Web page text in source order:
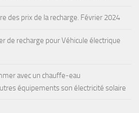
des prix de la recharge. Février 2024
de recharge pour Véhicule électrique
avec un chauffe-eau
équipements son électricité solaire